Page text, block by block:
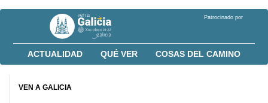
Patrocinado por
ACTUALIDAD QUÉ VER COSAS DEL CAMINO
VEN A GALICIA